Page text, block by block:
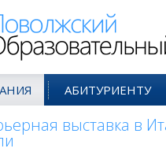
АБИТУРИЕНТУ
выставка в